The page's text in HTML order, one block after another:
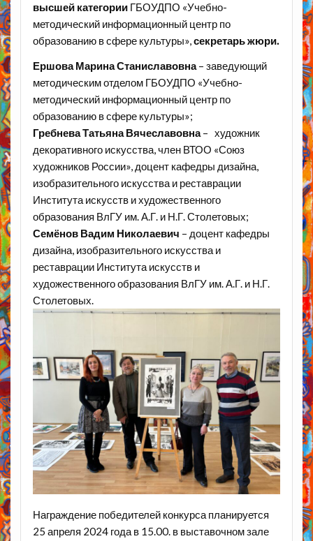
высшей категории ГБОУДПО «Учебно-
методический информационный центр по
образованию в сфере культуры»,секретарь жюри.
Ершова Марина Станиславовна– заведующий
методическим отделом ГБОУДПО «Учебно-
методический информационный центр по
образованию в сфере культуры»;
Гребнева Татьяна Вячеславовна– художник
декоративного искусства, член ВТОО «Союз
художников России», доцент кафедры дизайна,
изобразительного искусства и реставрации
Института искусств и художественного
образования ВлГУ им. А.Г. и Н.Г. Столетовых;
Семёнов Вадим Николаевич – доцент кафедры
дизайна, изобразительного искусства и
реставрации Института искусств и
художественного образования ВлГУ им. А.Г. и Н.Г.
Столетовых.
Награждение победителей конкурса планируется
25 апреля 2024 года в 15.00. в выставочном зале